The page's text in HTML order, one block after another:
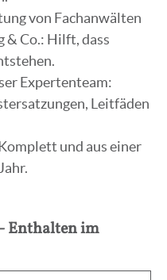
von Fachanwälten
& Co.: Hilft, dass
Expertenteam:
Leitfäden
und aus einer
Enthalten im